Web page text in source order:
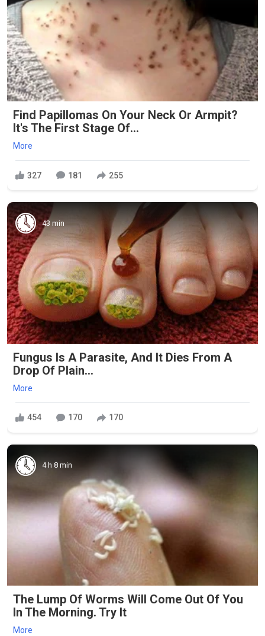
Find Papillomas On Your Neck Or Armpit?
It's The First Stage Of...
More
327 181 255
43 min
Fungus Is A Parasite, And It Dies From A
Drop Of Plain...
More
454 170 170
4 h 8 min
The Lump Of Worms Will Come Out Of You
In The Morning. Try It
More